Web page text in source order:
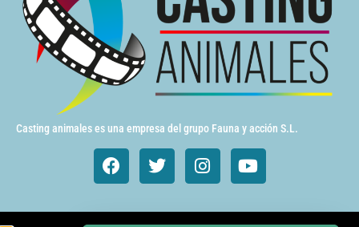
Casting animales es una empresa del grupo Fauna y acción S.L.